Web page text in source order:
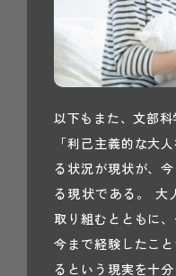
以下もまた、文部科
「利己主義的な大
る状況が現状が、
る現状である。 大
取り組むとともに
今まで経験したこ
るという現実を十